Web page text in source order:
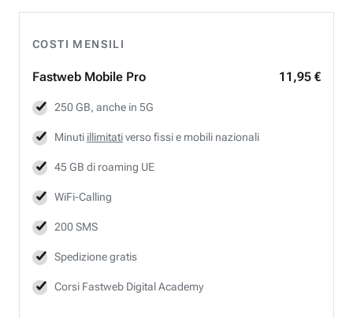
COSTI MENSILI
Fastweb Mobile Pro 11,95 €
250 GB, anche in 5G
Minuti illimitativerso fissi e mobili nazionali
45 GB di roaming UE
WiFi-Calling
200 SMS
Spedizione gratis
Corsi Fastweb Digital Academy